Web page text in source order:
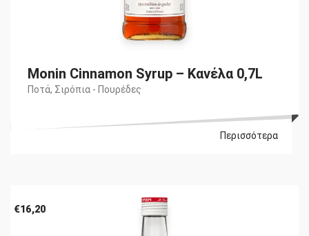
Monin Cinnamon Syrup – Κανέλα 0,7L
Ποτά, Σιρόπια - Πουρέδες
Περισσότερα
€16,20